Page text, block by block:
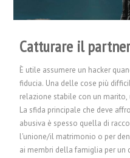
Catturare il
È utile assumere un hacker
fiducia. Una delle cose più
relazione stabile con un
La sfida principale che deve
abusiva è spesso quella di
l'unione/il matrimonio o per
ai membri della famiglia per un